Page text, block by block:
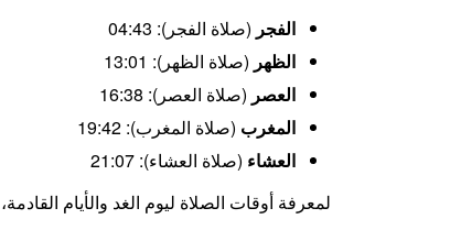
الفجر (صلاة الفجر): 04:43
الظهر (صلاة الظهر): 13:01
العصر (صلاة العصر): 16:38
المغرب (صلاة المغرب): 19:42
العشاء (صلاة العشاء): 21:07
لمعرفة أوقات الصلاة ليوم الغد والأيام